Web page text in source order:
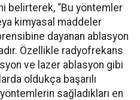
belirterek, “Bu yöntemler
kimyasal maddeler
dayanan ablasyon
Özellikle radyofrekans
ve lazer ablasyon gibi
oldukça başarılı
sağladıkları en